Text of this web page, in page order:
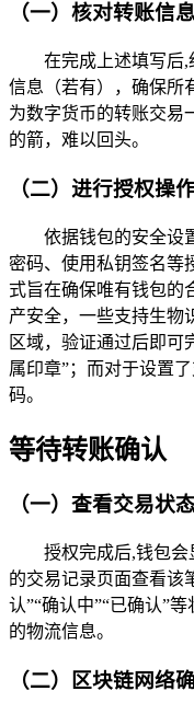
（一）核对转账信
在完成上述填写后
信息（若有），确保所
为数字货币的转账交易
的箭，难以回头。
（二）进行授权操
依据钱包的安全设
密码、使用私钥签名等
式旨在确保唯有钱包的
产安全，一些支持生物
区域，验证通过后即可
属印章”；而对于设置
码。
等待转账确认
（一）查看交易状
授权完成后,钱包
的交易记录页面查看该
认”“确认中”“已确认”
的物流信息。
（二）区块链网络